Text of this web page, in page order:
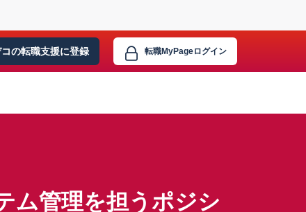
の転職支援に登録 転職MyPageログイン
ム管理を担うポジシ